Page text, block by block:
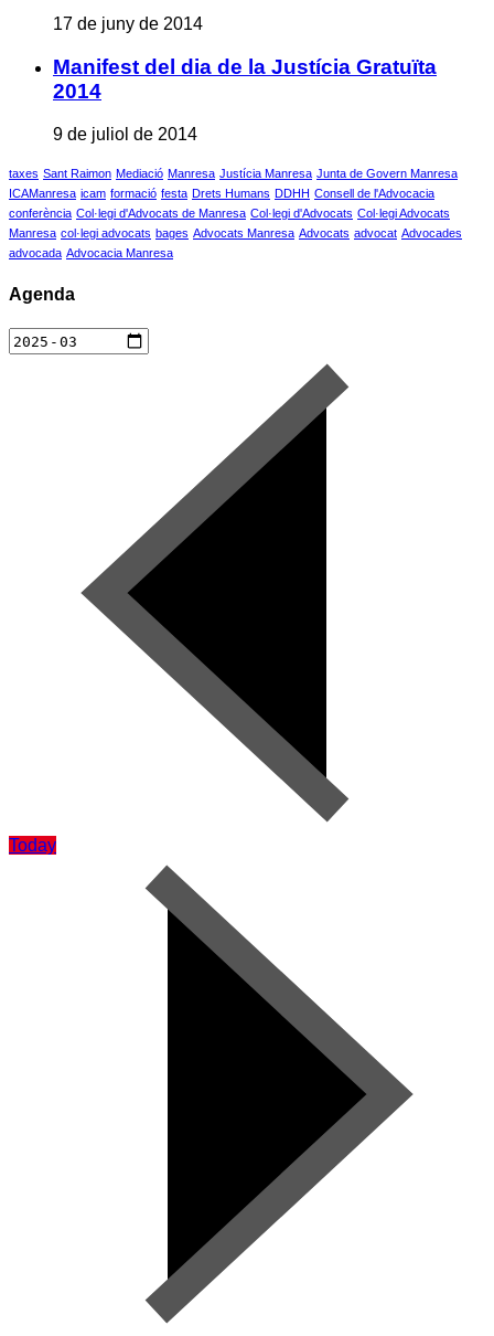
17 de juny de 2014
Manifest del dia de la Justícia Gratuïta
2014
9 de juliol de 2014
taxes Sant Raimon Mediació Manresa Justícia Manresa Junta de Govern Manresa
ICAManresa icam formació festa Drets Humans DDHH Consell de l'Advocacia
conferència Col·legi d'Advocats de Manresa Col·legi d'Advocats Col·legi Advocats
Manresa col·legi advocats bages Advocats Manresa Advocats advocat Advocades
advocada Advocacia Manresa
Agenda
Today